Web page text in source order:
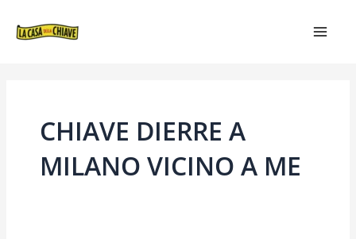
CHIAVE DIERRE A
MILANO VICINO A ME